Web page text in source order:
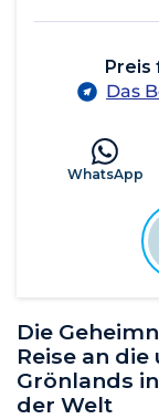
Die
Reise an
Grönlands
der Welt
Preis
Das
WhatsApp